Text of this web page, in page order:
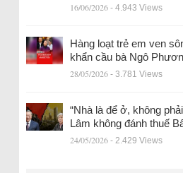
16/06/2026 - 4.943 Views
Hàng loạt trẻ em ven
khẩn cầu bà Ngô
28/05/2026 - 3.781 Views
“Nhà là để ở, không
Lâm không đánh thuế
24/05/2026 - 2.429 Views